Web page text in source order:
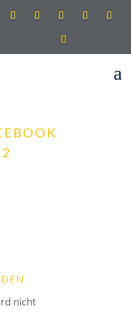
nicht